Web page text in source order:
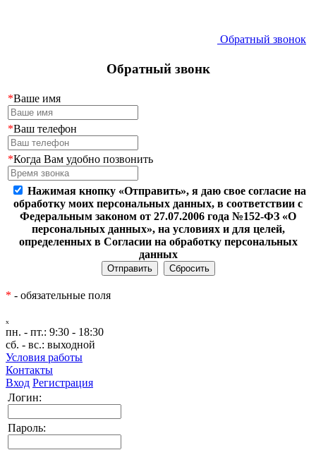
Обратный звонок
Обратный звонк
*Ваше имя
*Ваш телефон
*Когда Вам удобно позвонить
Нажимая кнопку «Отправить», я даю свое согласие на
обработку моих персональных данных, в соответствии с
Федеральным законом от 27.07.2006 года №152-ФЗ «О
персональных данных», на условиях и для целей,
определенных в Согласии на обработку персональных
данных
* - обязательные поля
ₓ
пн. - пт.: 9:30 - 18:30
сб. - вс.: выходной
Условия работы
Контакты
Вход Регистрация
Логин:
Пароль: